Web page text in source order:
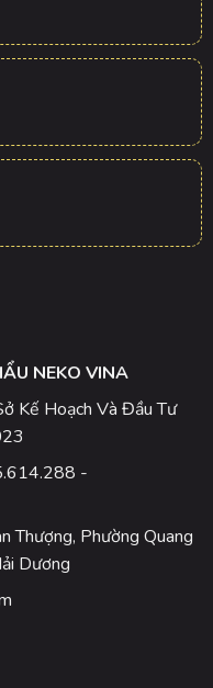
NEKO VINA
Kế Hoạch Và Đầu Tư
-
Phường Quang
Dương